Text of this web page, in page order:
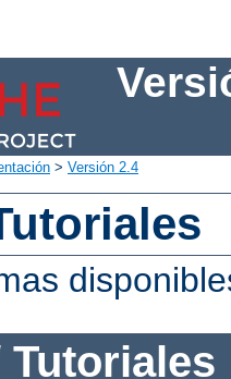
> Versión 2.4
Tutoriales